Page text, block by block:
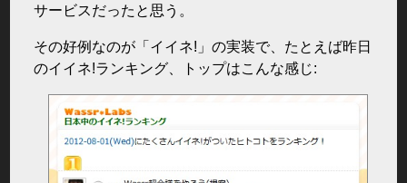
サービスだったと思う。
その好例なのが「イイネ!」の実装で、たとえば昨日
のイイネ!ランキング、トップはこんな感じ: